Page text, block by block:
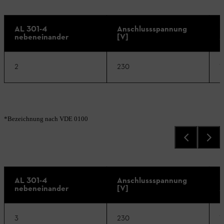
AL 301-4
nebeneinander
Anschlussspannung
[V]
2 230
*Bezeichnung nach VDE 0100
AL 301-4
nebeneinander
Anschlussspannung
[V]
3 230